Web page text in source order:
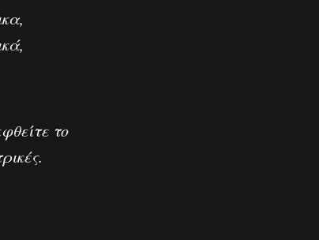
,
,
το